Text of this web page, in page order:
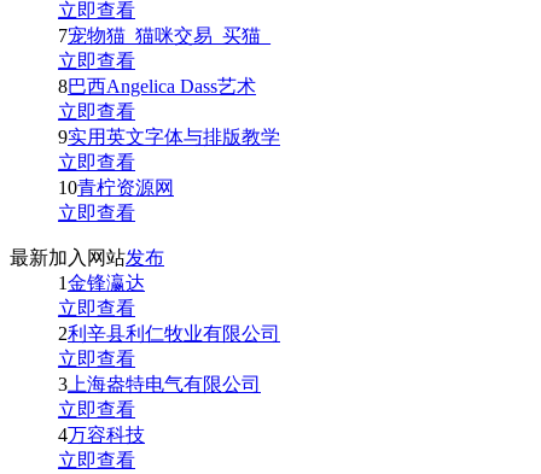
立即查看
7宠物猫_猫咪交易_买猫_
立即查看
8巴西Angelica Dass艺术
立即查看
9实用英文字体与排版教学
立即查看
10青柠资源网
立即查看
最新加入网站发布
1金锋瀛达
立即查看
2利辛县利仁牧业有限公司
立即查看
3 上海盎特电气有限公司
立即查看
4万容科技
立即查看